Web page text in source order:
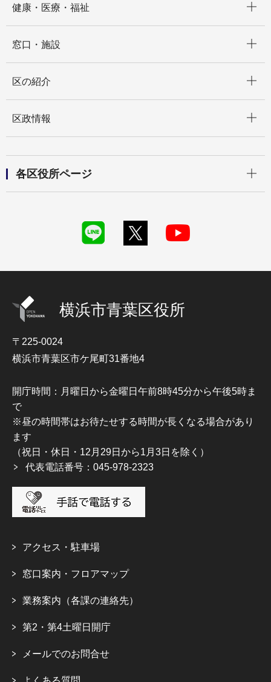
健康・医療・福祉
窓口・施設
区の紹介
区政情報
各区役所ページ
横浜市青葉区役所
〒225-0024
横浜市青葉区市ケ尾町31番地4
開庁時間：月曜日から金曜日午前8時45分から午後5時ま
で
※昼の時間帯はお待たせする時間が長くなる場合があり
ます
（祝日・休日・12月29日から1月3日を除く）
代表電話番号：045-978-2323
アクセス・駐車場
窓口案内・フロアマップ
業務案内（各課の連絡先）
第2・第4土曜日開庁
メールでのお問合せ